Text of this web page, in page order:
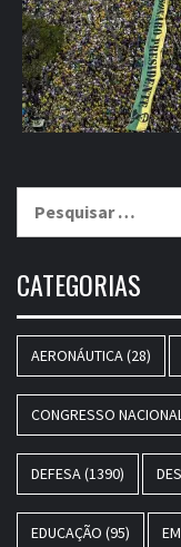
por:
CATEGORIAS
AERONÁUTICA(28)
CONGRESSO
DEFESA(1390)
EDUCAÇÃO (95)